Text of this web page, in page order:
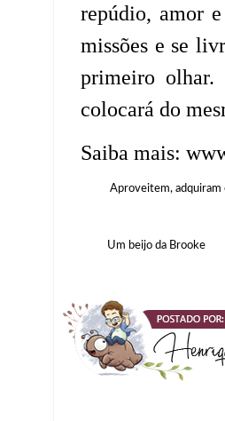
repúdio, amor
missões e se
primeiro
colocará do
Saiba mais:
Aproveitem, adquiram o
Um beijo da Brooke